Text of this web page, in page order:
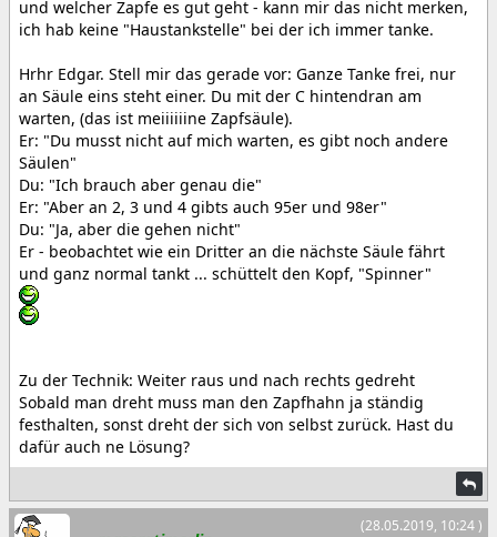
und welcher Zapfe es gut geht - kann mir das nicht merken,
ich hab keine "Haustankstelle" bei der ich immer tanke.
Hrhr Edgar. Stell mir das gerade vor: Ganze Tanke frei, nur
an Säule eins steht einer. Du mit der C hintendran am
warten, (das ist meiiiiiine Zapfsäule).
Er: "Du musst nicht auf mich warten, es gibt noch andere
Säulen"
Du: "Ich brauch aber genau die"
Er: "Aber an 2, 3 und 4 gibts auch 95er und 98er"
Du: "Ja, aber die gehen nicht"
Er - beobachtet wie ein Dritter an die nächste Säule fährt
und ganz normal tankt ... schüttelt den Kopf, "Spinner"
Zu der Technik: Weiter raus und nach rechts gedreht
Sobald man dreht muss man den Zapfhahn ja ständig
festhalten, sonst dreht der sich von selbst zurück. Hast du
dafür auch ne Lösung?
(28.05.2019, 10:24 )